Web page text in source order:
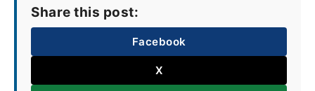
Share this post:
Facebook
X